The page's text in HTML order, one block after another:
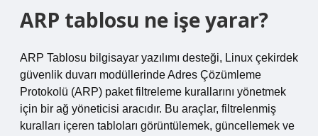
ARP tablosu ne işe yarar?
ARP Tablosu bilgisayar yazılımı desteği, Linux çekirdek
güvenlik duvarı modüllerinde Adres Çözümleme
Protokolü (ARP) paket filtreleme kurallarını yönetmek
için bir ağ yöneticisi aracıdır. Bu araçlar, filtrelenmiş
kuralları içeren tabloları görüntülemek, güncellemek ve